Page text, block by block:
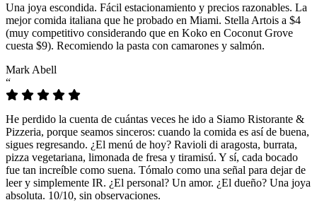
Una joya escondida. Fácil estacionamiento y precios razonables. La
mejor comida italiana que he probado en Miami. Stella Artois a $4
(muy competitivo considerando que en Koko en Coconut Grove
cuesta $9). Recomiendo la pasta con camarones y salmón.
Mark Abell
“
He perdido la cuenta de cuántas veces he ido a Siamo Ristorante &
Pizzeria, porque seamos sinceros: cuando la comida es así de buena,
sigues regresando. ¿El menú de hoy? Ravioli di aragosta, burrata,
pizza vegetariana, limonada de fresa y tiramisú. Y sí, cada bocado
fue tan increíble como suena. Tómalo como una señal para dejar de
leer y simplemente IR. ¿El personal? Un amor. ¿El dueño? Una joya
absoluta. 10/10, sin observaciones.